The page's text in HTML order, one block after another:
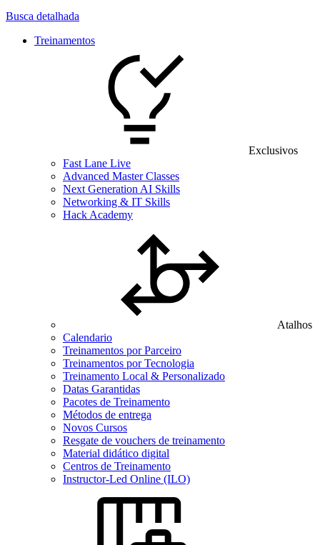
Busca detalhada
Treinamentos
Exclusivos
Fast Lane Live
Advanced Master Classes
Next Generation AI Skills
Networking & IT Skills
Hack Academy
Atalhos
Calendario
Treinamentos por Parceiro
Treinamentos por Tecnologia
Treinamento Local & Personalizado
Datas Garantidas
Pacotes de Treinamento
Métodos de entrega
Novos Cursos
Resgate de vouchers de treinamento
Material didático digital
Centros de Treinamento
Instructor-Led Online (ILO)